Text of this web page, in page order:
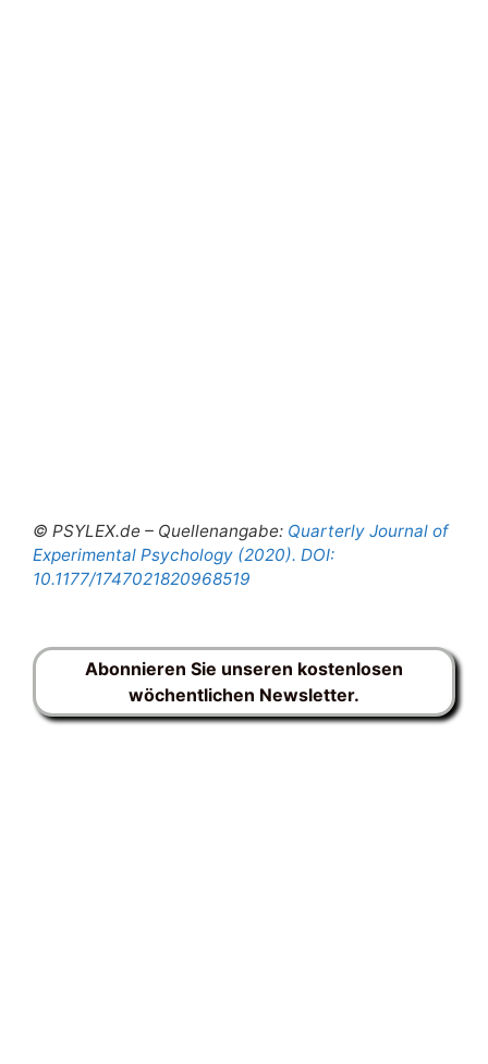
© PSYLEX.de – Quellenangabe: Quarterly Journal of
Experimental Psychology (2020). DOI:
10.1177/1747021820968519
Abonnieren Sie unseren kostenlosen
wöchentlichen Newsletter.